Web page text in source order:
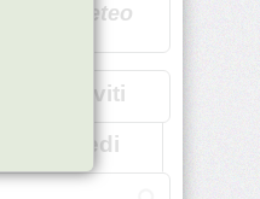
Dati meteo
Iscriviti
Accedi